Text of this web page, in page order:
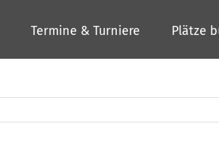
Termine & Turniere Plätze